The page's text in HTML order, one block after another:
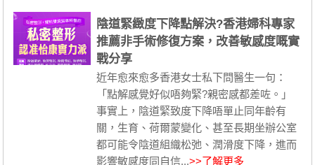
陰道緊緻度下降點解決?香港婦科專家
推薦非手術修復方案，改善敏感度嘅實
戰分享
近年愈來愈多香港女士私下問醫生一句：
「點解感覺好似唔夠緊?親密感都差咗。」
事實上，陰道緊致度下降唔單止同年齡有
關，生育、荷爾蒙變化、甚至長期坐辦公室
都可能令陰道組織松弛、潤滑度下降，進而
影響敏感度同自信...>>了解更多